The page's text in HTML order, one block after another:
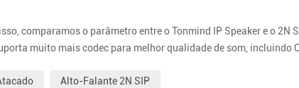
comparamos o parâmetro entre o Tonmind IP Speaker e o 2N
muito mais codec para melhor qualidade de som, incluindo
Alto-Falante 2N SIP